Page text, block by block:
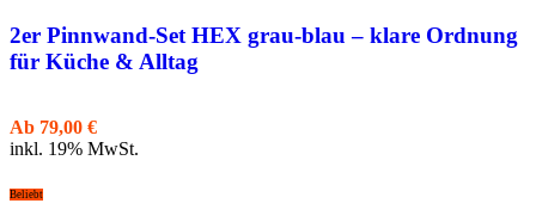
2er Pinnwand-Set HEX grau-blau – klare Ordnung
für Küche & Alltag
Ab 79,00 €
inkl. 19% MwSt.
Beliebt